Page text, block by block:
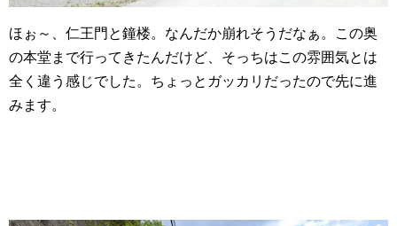
ほぉ～、仁王門と鐘楼。なんだか崩れそうだなぁ。この奥
の本堂まで行ってきたんだけど、そっちはこの雰囲気とは
全く違う感じでした。ちょっとガッカリだったので先に進
みます。